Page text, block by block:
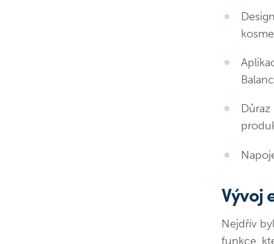
Vývoj
Nejdřív
funkce,